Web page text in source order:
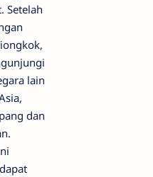
Setelah
lain
dan